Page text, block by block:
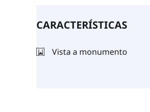
CARACTERÍSTICAS
Vista a monumento